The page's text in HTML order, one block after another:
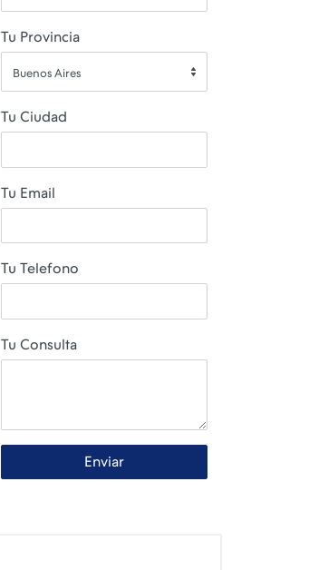
Tu Provincia
Buenos Aires
Tu Ciudad
Tu Email
Tu Telefono
Tu Consulta
Enviar